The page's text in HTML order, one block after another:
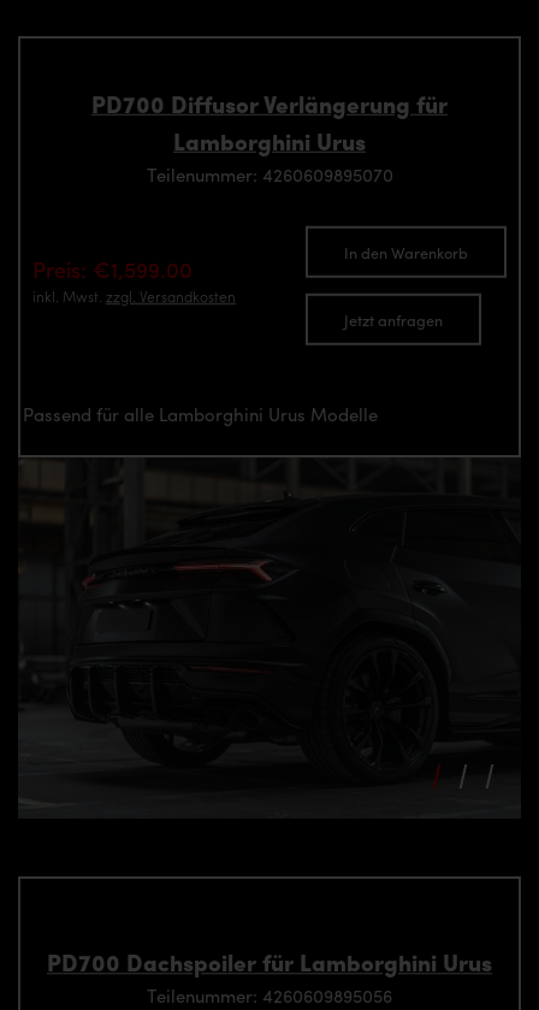
PD700 Diffusor Verlängerung für
Lamborghini Urus
Teilenummer: 4260609895070
Preis: €1,599.00
inkl. Mwst. zzgl. Versandkosten
In den Warenkorb
Jetzt anfragen
Passend für alle Lamborghini Urus Modelle
PD700 Dachspoiler für Lamborghini Urus
Teilenummer: 4260609895056